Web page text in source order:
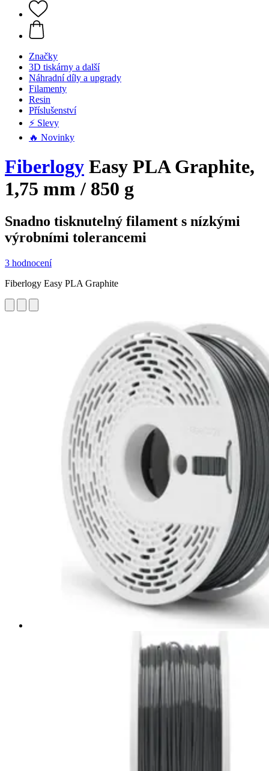
Značky
3D tiskárny a další
Náhradní díly a upgrady
Filamenty
Resin
Příslušenství
⚡ Slevy
🔥 Novinky
Fiberlogy Easy PLA Graphite,
1,75 mm / 850 g
Snadno tisknutelný filament s nízkými
výrobními tolerancemi
3 hodnocení
Fiberlogy Easy PLA Graphite